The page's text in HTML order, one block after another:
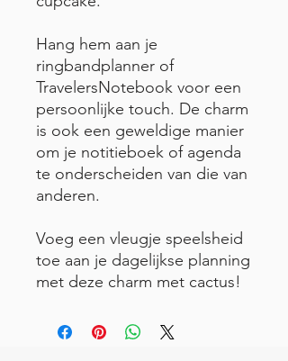
Hang hem aan je
ringbandplanner of
TravelersNotebook voor een
persoonlijke touch. De charm
is ook een geweldige manier
om je notitieboek of agenda
te onderscheiden van die van
anderen.
Voeg een vleugje speelsheid
toe aan je dagelijkse planning
met deze charm met cactus!